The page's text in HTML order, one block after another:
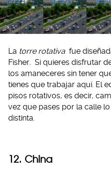
La torre rotativa fue
Fisher. Si quieres disfrutar
los amaneceres sin tener
tienes que trabajar aquí. El
pisos rotativos, es decir,
vez que pases por la calle
distinta.
12. China